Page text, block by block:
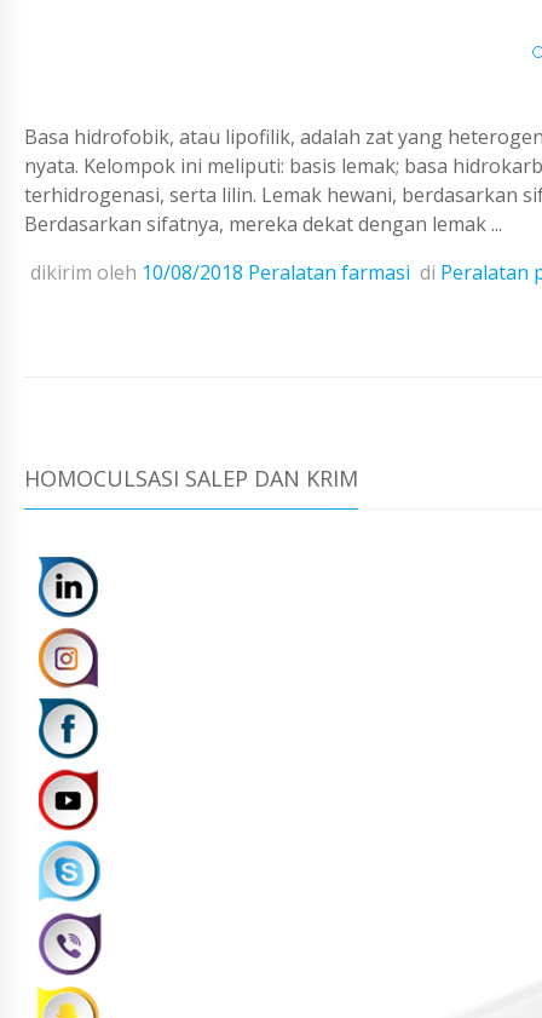
Basa hidrofobik, atau lipofilik, adalah zat yang
nyata. Kelompok ini meliputi: basis lemak; basa
terhidrogenasi, serta lilin. Lemak hewani, berdasarkan
Berdasarkan sifatnya, mereka dekat dengan lemak ...
dikirim oleh 10/08/2018 Peralatan farmasi di Peralatan
HOMOCULSASI SALEP DAN KRIM